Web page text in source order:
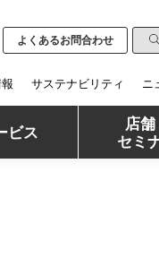
よくあるお問合わせ
ビス
店舗
セミ
サステナビリティ ニ